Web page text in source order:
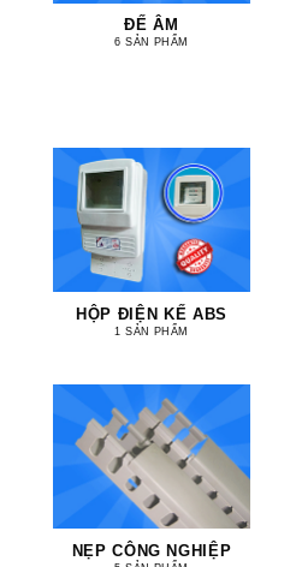
ĐẾ ÂM
6 SẢN PHẨM
HỘP ĐIỆN KẾ ABS
1 SẢN PHẨM
NẸP CÔNG NGHIỆP